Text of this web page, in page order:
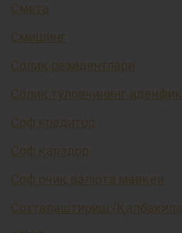
Смета
Смишинг
Солиқ резидентлари
Солиқ тўловчининг
Соф кредитор
Соф қарздор
Соф очиқ валюта мавқеи
Сохталаштириш